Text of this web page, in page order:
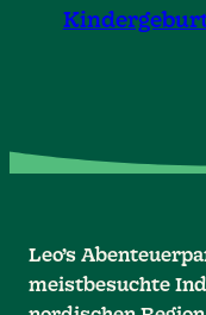
Leo’s
meistbesuchte